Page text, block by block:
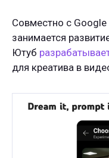
Совместно с Google
занимается
Ютуб
для креатива в